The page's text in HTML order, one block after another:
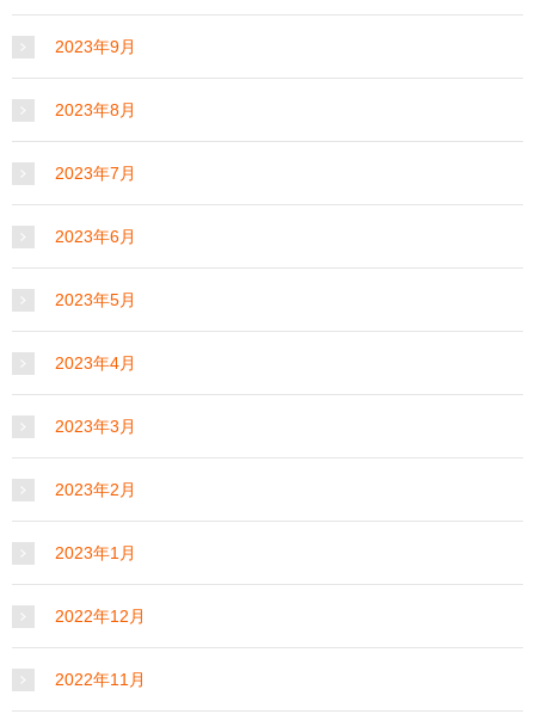
2023年9月
2023年8月
2023年7月
2023年6月
2023年5月
2023年4月
2023年3月
2023年2月
2023年1月
2022年12月
2022年11月